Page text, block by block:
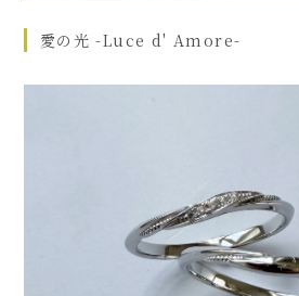
愛の光 -Luce d' Amore-